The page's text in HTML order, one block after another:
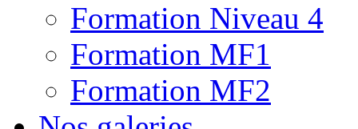
Formation Niveau 4
Formation MF1
Formation MF2